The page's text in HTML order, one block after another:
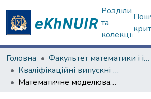
Розділи
та
колекції
Головна
Факультет математики і інформатики
Кваліфікаційні випускні роботи бакалаврів. Факультет математики і інформатики
Математичне моделювання пандемії ковід-19 методами аналізу "великих даних"